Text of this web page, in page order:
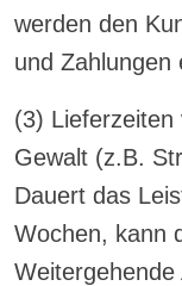
werden den
und Zahlungen
(3)
Gewalt (z.B.
Dauert das
Wochen, kann